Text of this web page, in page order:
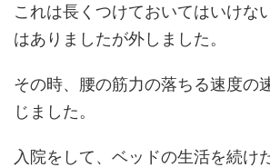
これは長くつけておいてはいけな
はありましたが外しました。
その時、腰の筋力の落ちる速度の
じました。
入院をして、ベッドの生活を続け